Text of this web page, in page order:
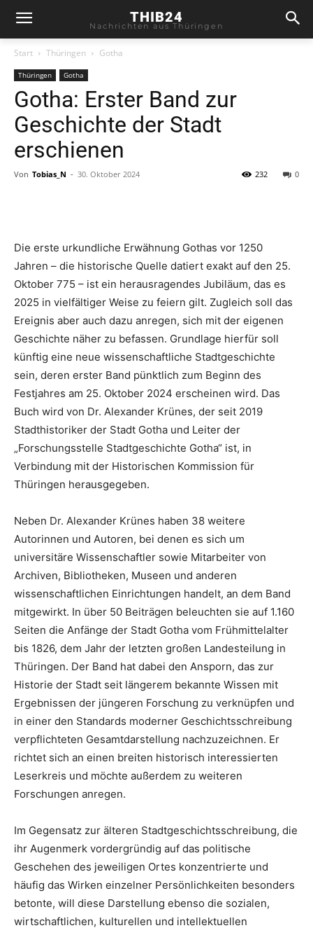
THIB24
Nachrichten aus Thüringen
Start Thüringen Gotha
Thüringen Gotha
Gotha: Erster Band zur
Geschichte der Stadt
erschienen
Von Tobias_N - 30. Oktober 2024 0
232
Die erste urkundliche Erwähnung Gothas vor 1250
Jahren – die historische Quelle datiert exakt auf den 25.
Oktober 775 – ist ein herausragendes Jubiläum, das es
2025 in vielfältiger Weise zu feiern gilt. Zugleich soll das
Ereignis aber auch dazu anregen, sich mit der eigenen
Geschichte näher zu befassen. Grundlage hierfür soll
künftig eine neue wissenschaftliche Stadtgeschichte
sein, deren erster Band pünktlich zum Beginn des
Festjahres am 25. Oktober 2024 erscheinen wird. Das
Buch wird von Dr. Alexander Krünes, der seit 2019
Stadthistoriker der Stadt Gotha und Leiter der
„Forschungsstelle Stadtgeschichte Gotha“ ist, in
Verbindung mit der Historischen Kommission für
Thüringen herausgegeben.
Neben Dr. Alexander Krünes haben 38 weitere
Autorinnen und Autoren, bei denen es sich um
universitäre Wissenschaftler sowie Mitarbeiter von
Archiven, Bibliotheken, Museen und anderen
wissenschaftlichen Einrichtungen handelt, an dem Band
mitgewirkt. In über 50 Beiträgen beleuchten sie auf 1.160
Seiten die Anfänge der Stadt Gotha vom Frühmittelalter
bis 1826, dem Jahr der letzten großen Landesteilung in
Thüringen. Der Band hat dabei den Ansporn, das zur
Historie der Stadt seit längerem bekannte Wissen mit
Ergebnissen der jüngeren Forschung zu verknüpfen und
in einer den Standards moderner Geschichtsschreibung
verpflichteten Gesamtdarstellung nachzuzeichnen. Er
richtet sich an einen breiten historisch interessierten
Leserkreis und möchte außerdem zu weiteren
Forschungen anregen.
Im Gegensatz zur älteren Stadtgeschichtsschreibung, die
ihr Augenmerk vordergründig auf das politische
Geschehen des jeweiligen Ortes konzentrierte und
häufig das Wirken einzelner Persönlichkeiten besonders
betonte, will diese Darstellung ebenso die sozialen,
wirtschaftlichen, kulturellen und intellektuellen